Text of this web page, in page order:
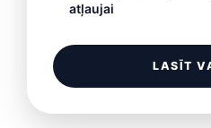
atļaujai
LASĪT